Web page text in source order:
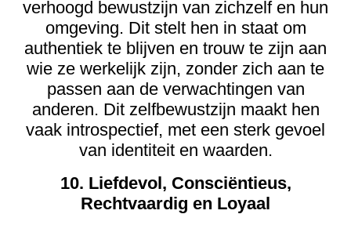
verhoogd bewustzijn van zichzelf en hun
omgeving. Dit stelt hen in staat om
authentiek te blijven en trouw te zijn aan
wie ze werkelijk zijn, zonder zich aan te
passen aan de verwachtingen van
anderen. Dit zelfbewustzijn maakt hen
vaak introspectief, met een sterk gevoel
van identiteit en waarden.
10. Liefdevol, Consciëntieus,
Rechtvaardig en Loyaal